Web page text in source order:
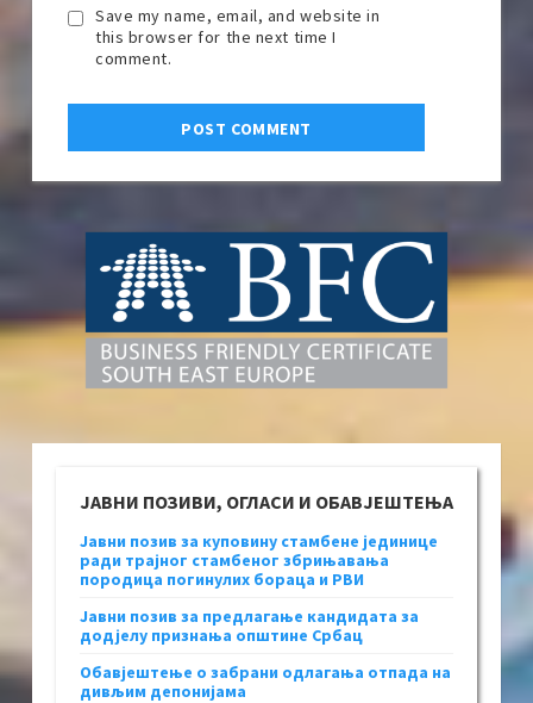
Save my name, email, and website in
this browser for the next time I
comment.
ЈАВНИ ПОЗИВИ, ОГЛАСИ И ОБАВЈЕШТЕЊА
Јавни позив за куповину стамбене јединице
ради трајног стамбеног збрињавања
породица погинулих бораца и РВИ
Јавни позив за предлагање кандидата за
додјелу признања општине Србац
Обавјештење о забрани одлагања отпада на
дивљим депонијама